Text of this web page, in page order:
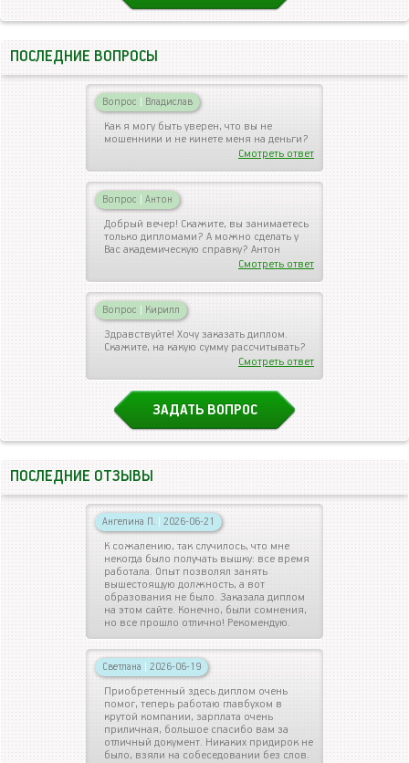
ПОСЛЕДНИЕ ВОПРОСЫ
Вопрос | Владислав
Как я могу быть уверен, что вы не
мошенники и не кинете меня на деньги?
Смотреть ответ
Вопрос | Антон
Добрый вечер! Скажите, вы занимаетесь
только дипломами? А можно сделать у
Вас академическую справку? Антон
Смотреть ответ
Вопрос | Кирилл
Здравствуйте! Хочу заказать диплом.
Скажите, на какую сумму рассчитывать?
Смотреть ответ
ЗАДАТЬ ВОПРОС
ПОСЛЕДНИЕ ОТЗЫВЫ
Ангелина П. | 2026-06-21
К сожалению, так случилось, что мне
некогда было получать вышку: все время
работала. Опыт позволял занять
вышестоящую должность, а вот
образования не было. Заказала диплом
на этом сайте. Конечно, были сомнения,
но все прошло отлично! Рекомендую.
Светлана | 2026-06-19
Приобретенный здесь диплом очень
помог, теперь работаю главбухом в
крутой компании, зарплата очень
приличная, большое спасибо вам за
отличный документ. Никаких придирок не
было, взяли на собеседовании без слов.